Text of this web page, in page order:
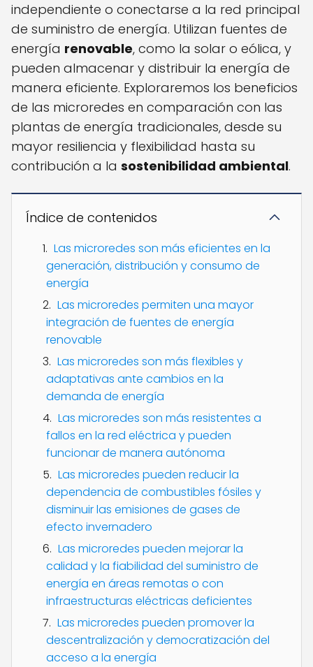
independiente o conectarse a la red principal
de suministro de energía. Utilizan fuentes de
energía renovable, como la solar o eólica, y
pueden almacenar y distribuir la energía de
manera eficiente. Exploraremos los beneficios
de las microredes en comparación con las
plantas de energía tradicionales, desde su
mayor resiliencia y flexibilidad hasta su
contribución a la sostenibilidad ambiental.
Índice de contenidos
Las microredes son más eficientes en la
generación, distribución y consumo de
energía
Las microredes permiten una mayor
integración de fuentes de energía
renovable
Las microredes son más flexibles y
adaptativas ante cambios en la
demanda de energía
Las microredes son más resistentes a
fallos en la red eléctrica y pueden
funcionar de manera autónoma
Las microredes pueden reducir la
dependencia de combustibles fósiles y
disminuir las emisiones de gases de
efecto invernadero
Las microredes pueden mejorar la
calidad y la fiabilidad del suministro de
energía en áreas remotas o con
infraestructuras eléctricas deficientes
Las microredes pueden promover la
descentralización y democratización del
acceso a la energía